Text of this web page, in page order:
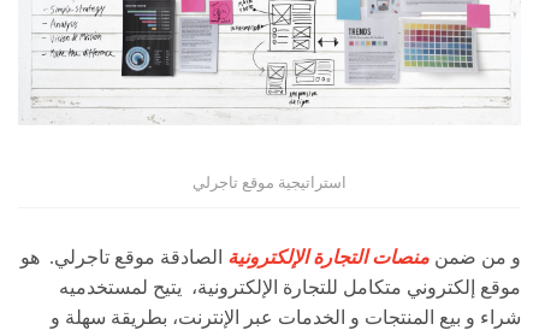
استراتيجية موقع تاجرلي
و من ضمن منصات التجارة الإلكترونية الصادقة موقع تاجرلي. هو
موقع إلكتروني متكامل للتجارة الإلكترونية، يتيح لمستخدميه
شراء و بيع المنتجات و الخدمات عبر الإنترنت، بطريقة سهلة و